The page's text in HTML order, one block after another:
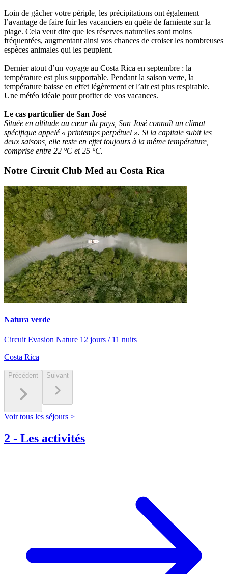
Loin de gâcher votre périple, les précipitations ont également
l’avantage de faire fuir les vacanciers en quête de farniente sur la
plage. Cela veut dire que les réserves naturelles sont moins
fréquentées, augmentant ainsi vos chances de croiser les nombreuses
espèces animales qui les peuplent.
Dernier atout d’un voyage au Costa Rica en septembre : la
température est plus supportable. Pendant la saison verte, la
température baisse en effet légèrement et l’air est plus respirable.
Une météo idéale pour profiter de vos vacances.
Le cas particulier de San José
Située en altitude au cœur du pays, San José connaît un climat
spécifique appelé « printemps perpétuel ». Si la capitale subit les
deux saisons, elle reste en effet toujours à la même température,
comprise entre 22 °C et 25 °C.
Notre Circuit Club Med au Costa Rica
Natura verde
Circuit Evasion Nature 12 jours / 11 nuits
Costa Rica
Précédent Suivant
Voir tous les séjours >
2 - Les activités